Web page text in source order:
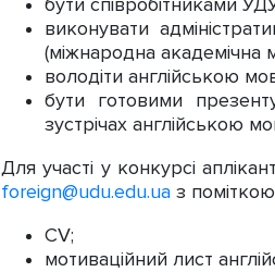
бути співробітниками
виконувати
(міжнародна академічна
володіти англійською
бути готовими
зустрічах англійською
Для участі у конкурсі
foreign@udu.edu.ua з
CV;
мотиваційний лист